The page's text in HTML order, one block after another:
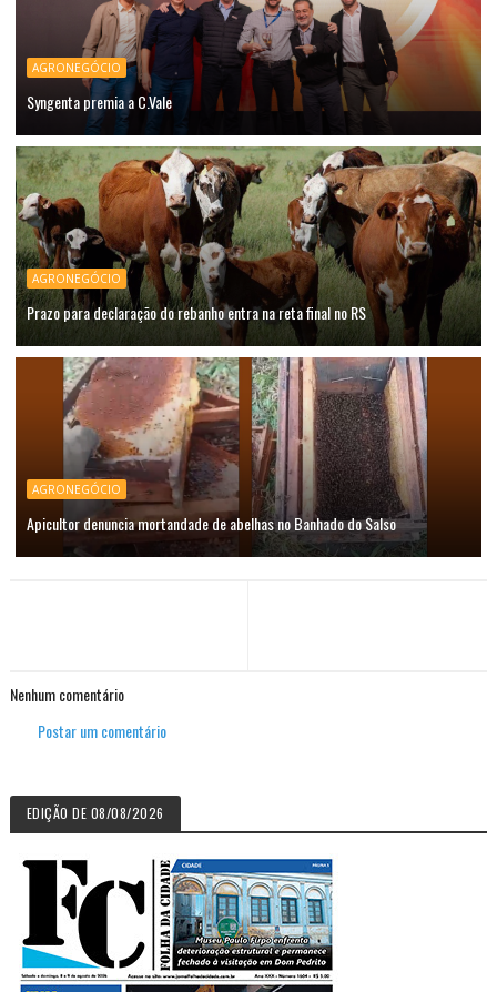
AGRONEGÓCIO
Syngenta premia a C.Vale
AGRONEGÓCIO
Prazo para declaração do rebanho entra na reta final no RS
AGRONEGÓCIO
Apicultor denuncia mortandade de abelhas no Banhado do Salso
Nenhum comentário
Postar um comentário
EDIÇÃO DE 08/08/2026